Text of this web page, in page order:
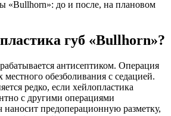
«Bullhorn»: до и после, на плановом
губ «Bullhorn»?
антисептиком. Операция
местного обезболивания с седацией.
редко, если хейлопластика
с другими операциями
наносит предоперационную разметку,